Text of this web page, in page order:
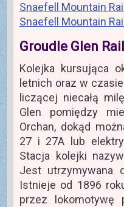
Snaefell Mountain
Snaefell Mountain
Groudle Glen
Kolejka kursująca
letnich oraz w
liczącej niecałą
Glen pomiędzy
Orchan, dokąd
27 i 27A lub
Stacja kolejki
Jest utrzymywana
Istnieje od 1896
przez lokomotywę